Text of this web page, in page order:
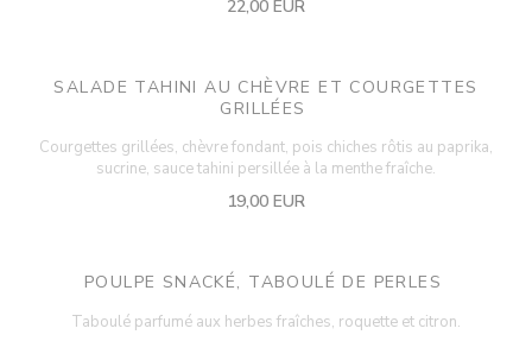
22,00 EUR
SALADE TAHINI AU CHÈVRE ET COURGETTES
GRILLÉES
Courgettes grillées, chèvre fondant, pois chiches rôtis au paprika,
sucrine, sauce tahini persillée à la menthe fraîche.
19,00 EUR
POULPE SNACKÉ, TABOULÉ DE PERLES
Taboulé parfumé aux herbes fraîches, roquette et citron.